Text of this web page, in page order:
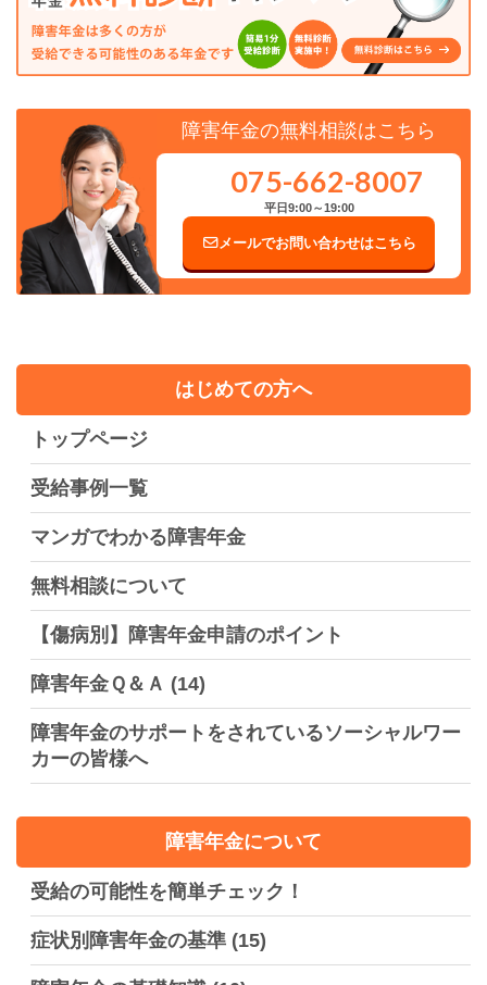
はじめての方へ
トップページ
受給事例一覧
マンガでわかる障害年金
無料相談について
【傷病別】障害年金申請のポイント
障害年金Ｑ＆Ａ (14)
障害年金のサポートをされているソーシャルワー
カーの皆様へ
障害年金について
受給の可能性を簡単チェック！
症状別障害年金の基準 (15)
障害年金の無料相談はこちら
075-662-8007
平日9:00～19:00
メールでお問い合わせはこちら